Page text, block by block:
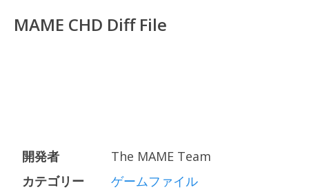
MAME CHD Diff File
開発者
The MAME Team
カテゴリー
ゲームファイル